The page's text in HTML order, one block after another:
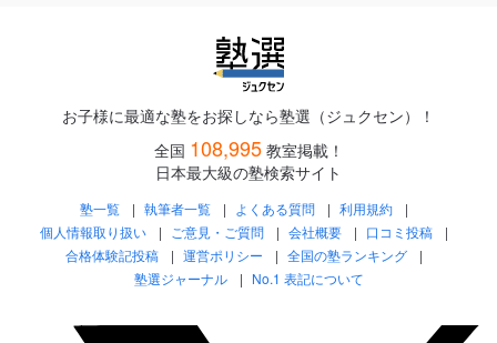
お子様に最適な塾をお探しなら塾選（ジュクセン）！
全国 108,995 教室掲載！
日本最大級の塾検索サイト
塾一覧 執筆者一覧 よくある質問
利用規約
個人情報取り扱い
ご意見・ご質問 会社概要
口コミ投稿
合格体験記投稿
運営ポリシー
全国の塾ランキング
塾選ジャーナル
No.1 表記について